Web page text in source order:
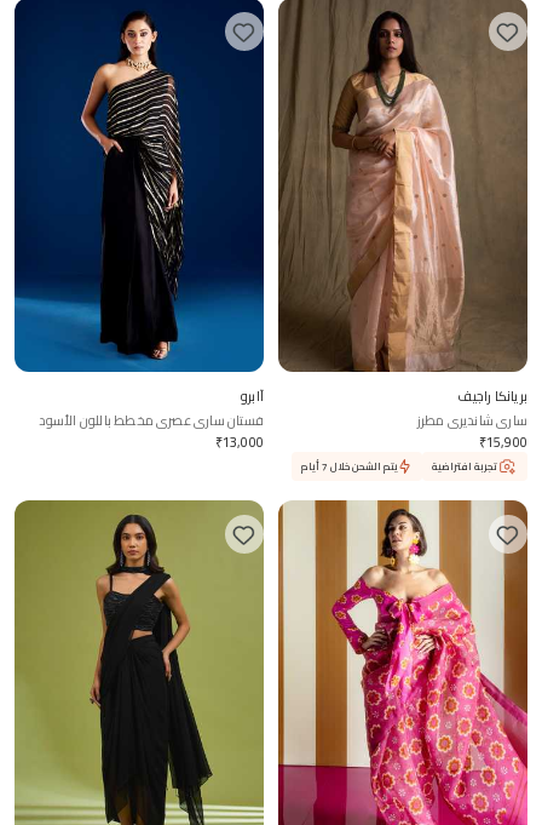
بريانكا راجيف
ساري شانديري مطرز
₹15,900
تجربة افتراضية يتم الشحن خلال 7 أيام
آابرو
فستان ساري عصري مخطط باللون الأسود
₹13,000